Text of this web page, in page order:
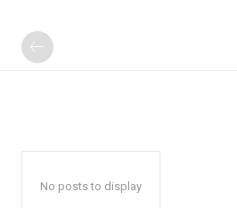
No posts to display